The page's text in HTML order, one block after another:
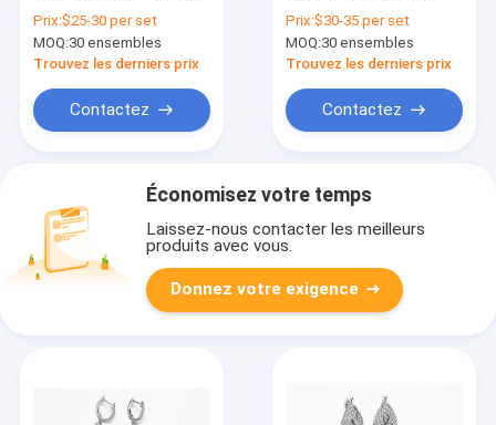
Necklace
Prix:$25-30 per set
MOQ:30 ensembles
Trouvez les derniers prix
Contactez
925 Sterling Silver
Wedding Sets
Prix:$30-35 per set
MOQ:30 ensembles
Trouvez les derniers prix
Contactez
Économisez votre temps
Laissez-nous contacter les meilleurs
produits avec vous.
Donnez votre exigence